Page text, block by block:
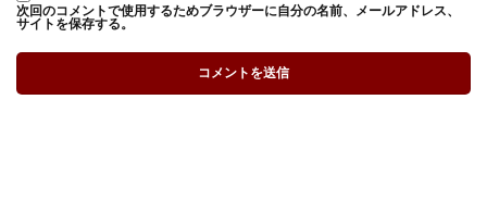
次回のコメントで使用するためブラウザーに自分の名前、メールアドレス、
サイトを保存する。